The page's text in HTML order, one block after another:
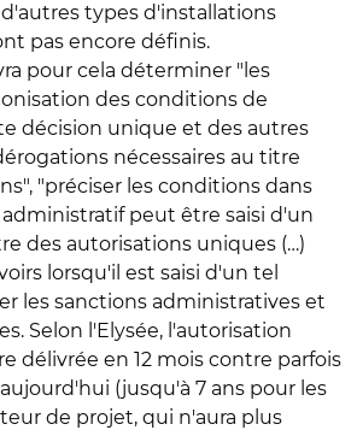
types d'installations
pas encore définis.
pour cela déterminer "les
des conditions de
décision unique et des autres
nécessaires au titre
"préciser les conditions dans
administratif peut être saisi d'un
des autorisations uniques (…)
lorsqu'il est saisi d'un tel
les sanctions administratives et
Selon l'Elysée, l'autorisation
délivrée en 12 mois contre parfois
(jusqu'à 7 ans pour les
de projet, qui n'aura plus